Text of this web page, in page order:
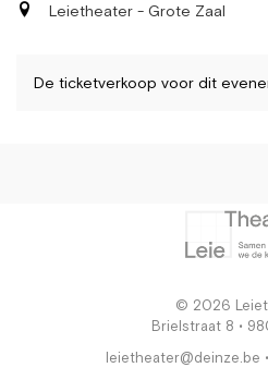
Leietheater - Grote Zaal
De ticketverkoop voor dit
© 2026
Brielstraat 8 •
leietheater@deinze.be